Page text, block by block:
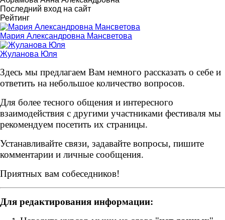
Последний вход на сайт
Рейтинг
Мария Александровна Мансветова
Жуланова Юля
Здесь мы предлагаем Вам немного рассказать о себе и
ответить на небольшое количество вопросов.
Для более тесного общения и интересного
взаимодействия с другими участниками фестиваля мы
рекомендуем посетить их страницы.
Устанавливайте связи, задавайте вопросы, пишите
комментарии и личные сообщения.
Приятных вам собеседников!
Для редактирования информации: